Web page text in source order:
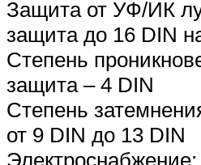
Защита от УФ/ИК
защита до 16 DIN
Степень
защита – 4 DIN
Степень
от 9 DIN до 13 DIN